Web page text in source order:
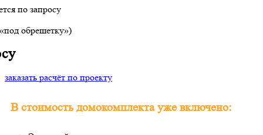
по запросу
обрешетку»)
заказать расчёт по проекту
В стоимость домокомплекта уже включено: